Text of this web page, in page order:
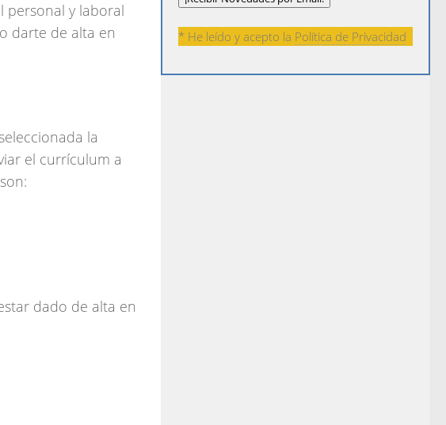
personal y laboral
darte de alta en
la
el currículum a
dado de alta en
* He leído y acepto la Política de Privacidad